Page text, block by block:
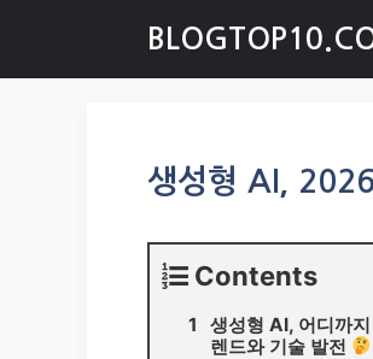
content
생성형 AI,
Contents
생성형 AI, 어디까
렌드와 기술 발전